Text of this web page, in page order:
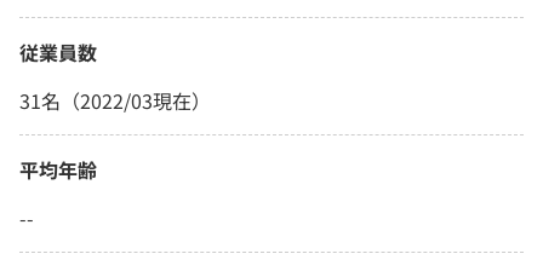
従業員数
31名（2022/03現在）
平均年齢
--